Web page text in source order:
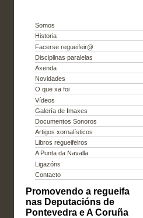
Somos
Historia
Facerse regueifeir@
Disciplinas paralelas
Axenda
Novidades
O que xa foi
Vídeos
Galería de Imaxes
Documentos Sonoros
Artigos xornalísticos
Libros regueifeiros
A Punta da Navalla
Ligazóns
Contacto
Promovendo a regueifa
nas Deputacións de
Pontevedra e A Coruña